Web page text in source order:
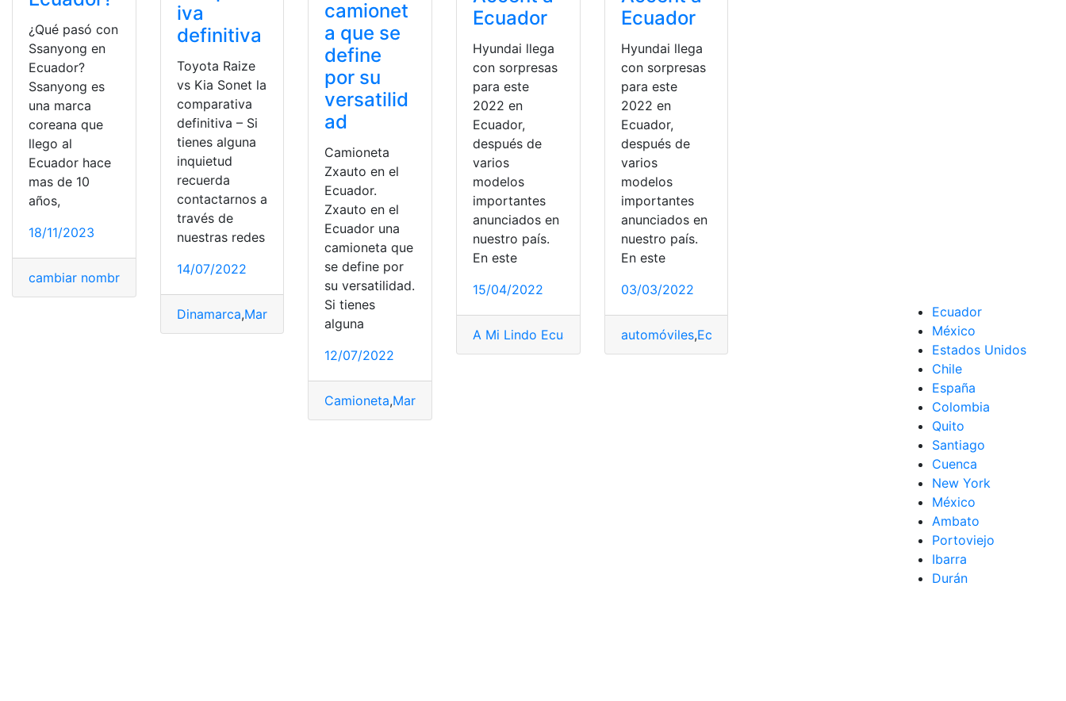
¿Qué pasó con
Ssanyong en
Ecuador?
Ssanyong es
una marca
coreana que
llego al
Ecuador hace
mas de 10
años,
18/11/2023
cambiar nombre Ecuador,marca coreana Nuevo que paso
iva
definitiva
Toyota Raize
vs Kia Sonet la
comparativa
definitiva – Si
tienes alguna
inquietud
recuerda
contactarnos a
través de
nuestras redes
14/07/2022
Dinamarca,Marca Marca Aunt Jemima marca automotriz,marca coreana
camionet
a que se
define
por su
versatilid
ad
Camioneta
Zxauto en el
Ecuador.
Zxauto en el
Ecuador una
camioneta que
se define por
su versatilidad.
Si tienes
alguna
12/07/2022
Camioneta,Marca
Ecuador
Hyundai llega
con sorpresas
para este
2022 en
Ecuador,
después de
varios
modelos
importantes
anunciados en
nuestro país.
En este
15/04/2022
A Mi Lindo Ecuador automóviles,Hyundai Accent 2022 renovación de modelos
Ecuador
Hyundai llega
con sorpresas
para este
2022 en
Ecuador,
después de
varios
modelos
importantes
anunciados en
nuestro país.
En este
03/03/2022
automóviles,Ecuador marca coreana,
Ecuador
México
Estados Unidos
Chile
España
Colombia
Quito
Santiago
Cuenca
New York
México
Ambato
Portoviejo
Ibarra
Durán